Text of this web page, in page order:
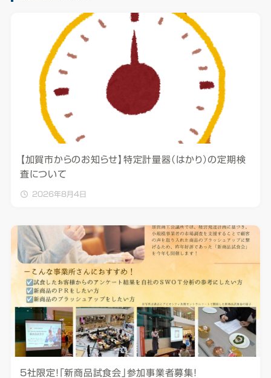
【加賀市からのお知らせ】特定計量器（はかり）の定期検
査について
2026年8月4日
5社限定！「新商品試食会」参加事業者募集！